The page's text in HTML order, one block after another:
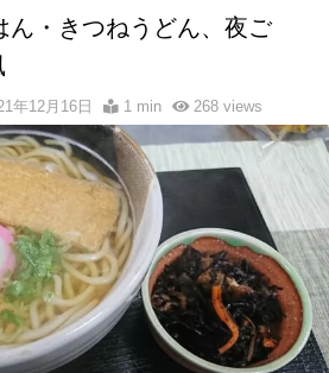
ん・きつねうどん、夜ご
年12月16日 1 min 268views